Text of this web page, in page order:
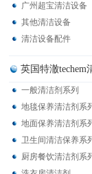
广州超宝清洁设备
其他清洁设备
清洁设备配件
英国特澈techem
一般清洁剂系列
地毯保养清洁剂系
地面保养清洁剂系
卫生间清洁保养系
厨房餐饮清洁剂系